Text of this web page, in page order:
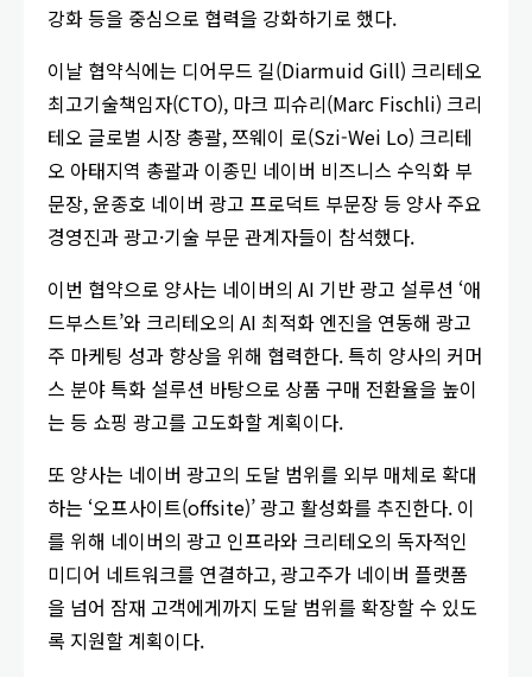
강화 등을 중심으로 협력을 강화하기로 했다.
이날 협약식에는 디어무드 길(Diarmuid Gill) 크리테오
최고기술책임자(CTO), 마크 피슈리(Marc Fischli) 크리
테오 글로벌 시장 총괄, 쯔웨이 로(Szi-Wei Lo) 크리테
오 아태지역 총괄과 이종민 네이버 비즈니스 수익화 부
문장, 윤종호 네이버 광고 프로덕트 부문장 등 양사 주요
경영진과 광고·기술 부문 관계자들이 참석했다.
이번 협약으로 양사는 네이버의 AI 기반 광고 설루션 ‘애
드부스트’와 크리테오의 AI 최적화 엔진을 연동해 광고
주 마케팅 성과 향상을 위해 협력한다. 특히 양사의 커머
스 분야 특화 설루션 바탕으로 상품 구매 전환율을 높이
는 등 쇼핑 광고를 고도화할 계획이다.
또 양사는 네이버 광고의 도달 범위를 외부 매체로 확대
하는 ‘오프사이트(offsite)’ 광고 활성화를 추진한다. 이
를 위해 네이버의 광고 인프라와 크리테오의 독자적인
미디어 네트워크를 연결하고, 광고주가 네이버 플랫폼
을 넘어 잠재 고객에게까지 도달 범위를 확장할 수 있도
록 지원할 계획이다.